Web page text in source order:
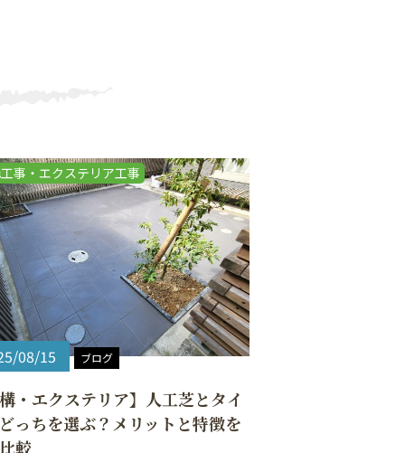
事・エクステリア工事
08/15 ブログ
構・エクステリア】人工芝とタイ
っちを選ぶ？メリットと特徴を
較